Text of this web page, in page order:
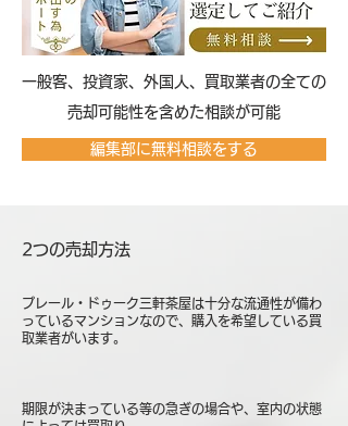
​一般客、投資家、外国人、買取業者の全ての
売却可能性を含めた相談が可能
編集部に無料相談をする
2つの売却方法
プレール・ドゥーク三軒茶屋は十分な流通性が備わ
っているマンションなので、購入を希望している買
取業者がいます。
期限が決まっている等の急ぎの場合や、室内の状態